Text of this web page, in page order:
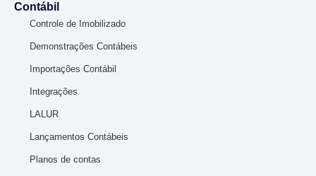
Contábil
Controle de Imobilizado
Demonstrações Contábeis
Importações Contábil
Integrações
LALUR
Lançamentos Contábeis
Planos de contas